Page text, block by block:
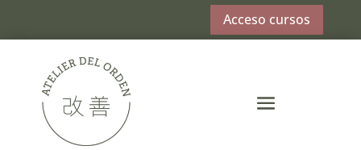
Acceso cursos